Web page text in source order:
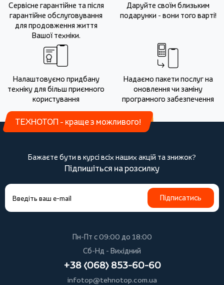
Сервісне гарантійне та після
гарантійне обслуговування
для продовження життя
Вашої техніки.
Даруйте своїм близьким
подарунки - вони того варті!
Налаштовуємо придбану
техніку для більш приємного
користування
Надаємо пакети послуг на
оновлення чи заміну
програмного забезпечення
ТЕХНОТОП - краще з можливого!
Бажаєте бути в курсі всіх наших акцій та знижок?
Підпишіться на розсилку
Підписатись
Пн-Пт с 09:00 до 18:00
Сб-Нд - Вихідний
+38 (068) 853-60-60
infotop@tehnotop.com.ua